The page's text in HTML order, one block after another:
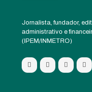
Jornalista, fundador,
administrativo e
(IPEM/INMETRO)